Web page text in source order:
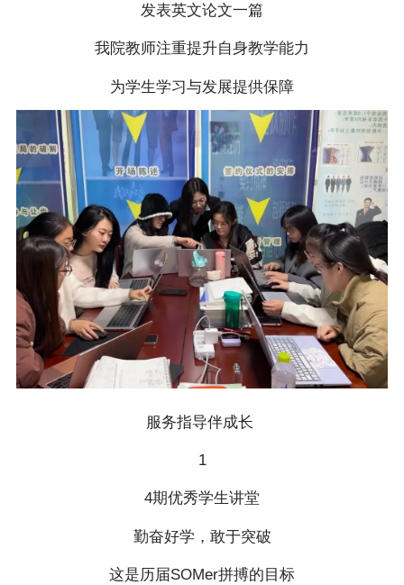
发表英文论文一篇
我院教师注重提升自身教学能力
为学生学习与发展提供保障
服务指导伴成长
1
4期优秀学生讲堂
勤奋好学，敢于突破
这是历届SOMer拼搏的目标